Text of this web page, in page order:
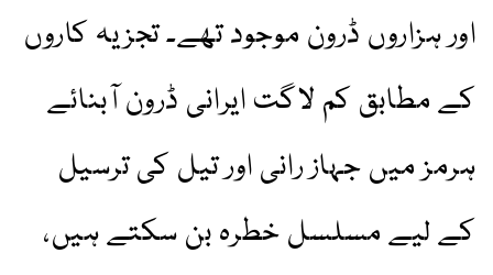
اور ہزاروں ڈرون موجود تھے۔ تجزیہ کاروں
کے مطابق کم لاگت ایرانی ڈرون آبنائے
ہرمز میں جہاز رانی اور تیل کی ترسیل
کے لیے مسلسل خطرہ بن سکتے ہیں،